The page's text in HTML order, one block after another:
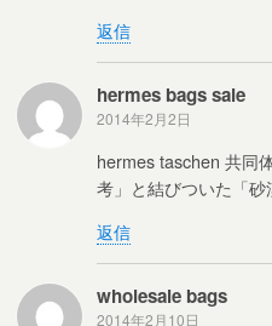
返信
hermes bags sale
2014年2月2日
hermes taschen 共同
考」と結びついた「砂
返信
wholesale bags
2014年2月10日